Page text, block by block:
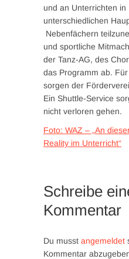
und an Unterrichten in
unterschiedlichen
Nebenfächern
und sportliche
der Tanz-AG, des
das Programm ab.
sorgen der
Ein Shuttle-Service
nicht verloren gehen.
Foto: WAZ – „An
Reality im Unterricht“
Schreibe
Kommentar
Du musst angemeldet
Kommentar